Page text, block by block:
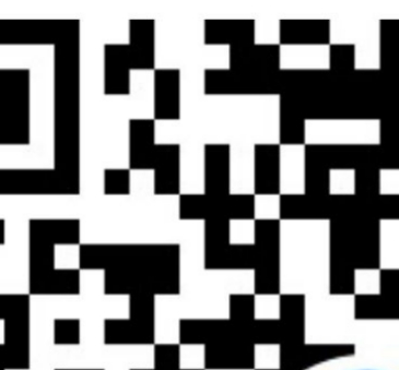
期货市场高风险，投资需谨慎。